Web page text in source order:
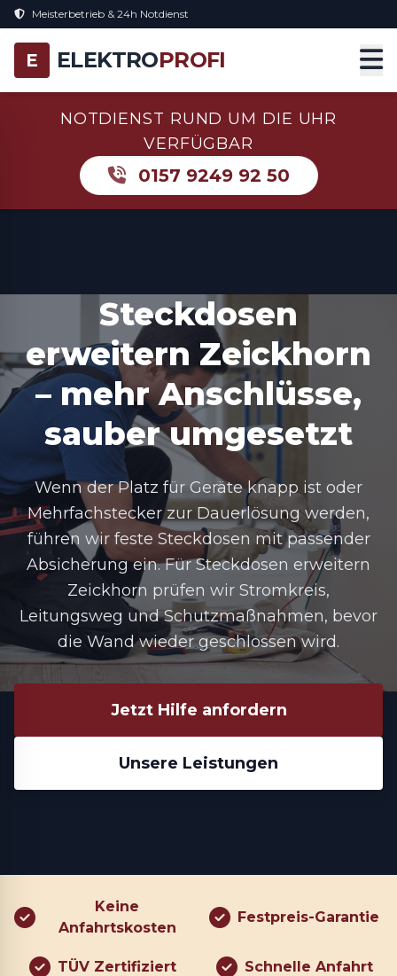
Meisterbetrieb & 24h Notdienst
E ELEKTROPROFI
NOTDIENST RUND UM DIE UHR
VERFÜGBAR
0157 9249 92 50
Steckdosen
erweitern Zeickhorn
– mehr Anschlüsse,
sauber umgesetzt
Wenn der Platz für Geräte knapp ist oder
Mehrfachstecker zur Dauerlösung werden,
führen wir feste Steckdosen mit passender
Absicherung ein. Für Steckdosen erweitern
Zeickhorn prüfen wir Stromkreis,
Leitungsweg und Schutzmaßnahmen, bevor
die Wand wieder geschlossen wird.
Jetzt Hilfe anfordern
Unsere Leistungen
Keine
Anfahrtskosten
Festpreis-Garantie
TÜV Zertifiziert Schnelle Anfahrt